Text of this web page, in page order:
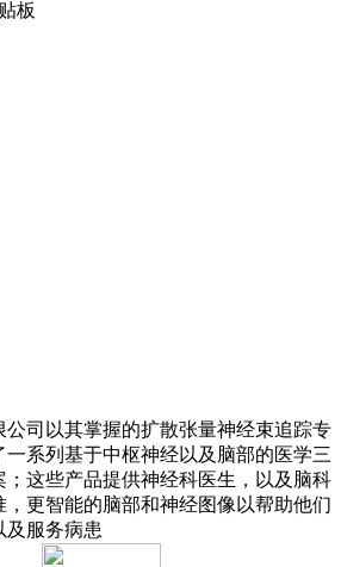
板
司以其掌握的扩散张量神经束追踪专
系列基于中枢神经以及脑部的医学三
这些产品提供神经科医生，以及脑科
更智能的脑部和神经图像以帮助他们
及服务病患